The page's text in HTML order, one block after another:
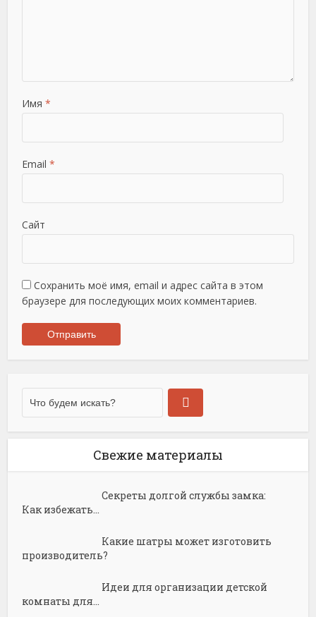
Имя *
Email *
Сайт
Сохранить моё имя, email и адрес сайта в этом
браузере для последующих моих комментариев.
Свежие материалы
Секреты долгой службы замка:
Как избежать...
Какие шатры может изготовить
производитель?
Идеи для организации детской
комнаты для...